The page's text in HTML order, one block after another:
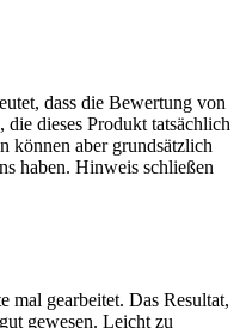
dass die Bewertung von
dieses Produkt tatsächlich
können aber grundsätzlich
haben. Hinweis schließen
mal gearbeitet. Das Resultat,
gewesen. Leicht zu